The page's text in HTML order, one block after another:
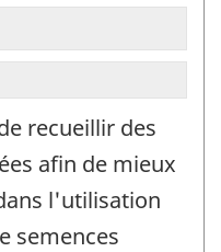
titre
et
ne
recueillir des
afin de mieux
l'utilisation
semences